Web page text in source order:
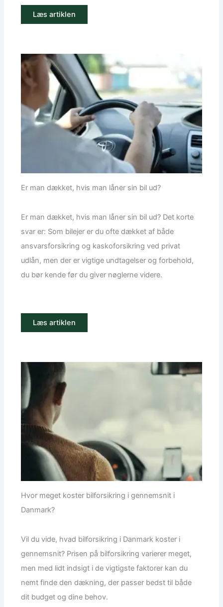
Læs artiklen
Er man dækket, hvis man låner sin bil ud?
Er man dækket, hvis man låner sin bil ud? Det korte
svar er: Som bilejer er du ofte dækket af både
ansvarsforsikring og kaskoforsikring ved privat
udlån, men der er vigtige undtagelser og forbehold,
du bør kende før du giver nøglerne videre.
Læs artiklen
Hvor meget koster bilforsikring i gennemsnit i
Danmark?
Vil du vide, hvad bilforsikring i Danmark koster i
gennemsnit? Prisen på bilforsikring varierer meget,
men med lidt indsigt i de vigtigste faktorer kan du
nemt finde den dækning, der passer bedst til både
dit budget og dine behov.